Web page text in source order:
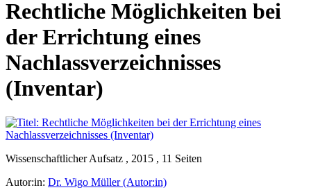
Rechtliche Möglichkeiten bei
der Errichtung eines
Nachlassverzeichnisses
(Inventar)
Wissenschaftlicher Aufsatz , 2015 , 11 Seiten
Autor:in: Dr. Wigo Müller (Autor:in)